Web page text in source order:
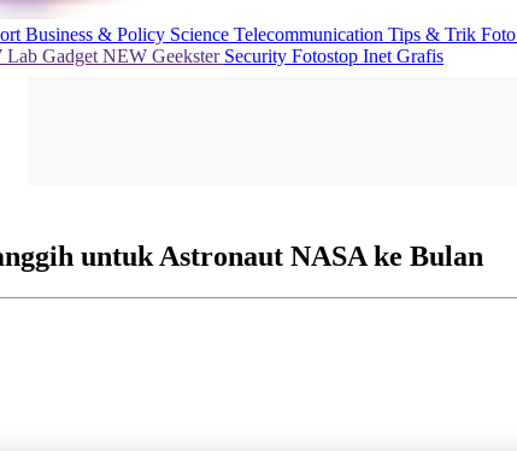
Business & Policy Science Telecommunication Tips & Trik Foto
Lab Gadget NEW Geekster Security Fotostop Inet Grafis
untuk Astronaut NASA ke Bulan